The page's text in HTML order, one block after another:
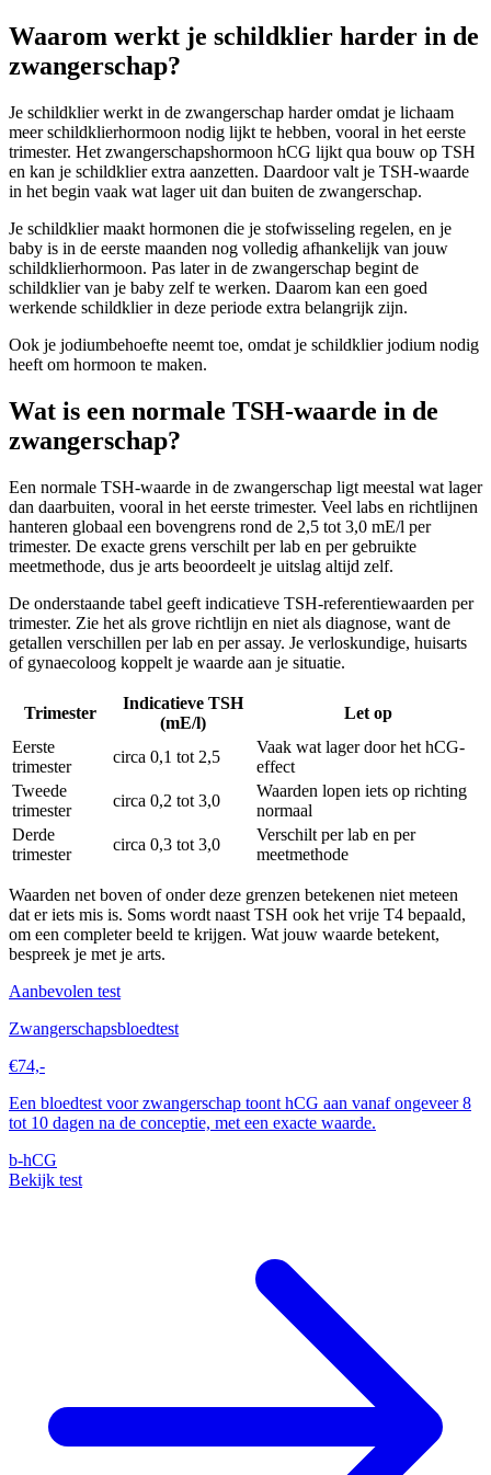
Waarom werkt je schildklier harder in de
zwangerschap?
Je schildklier werkt in de zwangerschap harder omdat je lichaam
meer schildklierhormoon nodig lijkt te hebben, vooral in het eerste
trimester. Het zwangerschapshormoon hCG lijkt qua bouw op TSH
en kan je schildklier extra aanzetten. Daardoor valt je TSH-waarde
in het begin vaak wat lager uit dan buiten de zwangerschap.
Je schildklier maakt hormonen die je stofwisseling regelen, en je
baby is in de eerste maanden nog volledig afhankelijk van jouw
schildklierhormoon. Pas later in de zwangerschap begint de
schildklier van je baby zelf te werken. Daarom kan een goed
werkende schildklier in deze periode extra belangrijk zijn.
Ook je jodiumbehoefte neemt toe, omdat je schildklier jodium nodig
heeft om hormoon te maken.
Wat is een normale TSH-waarde in de
zwangerschap?
Een normale TSH-waarde in de zwangerschap ligt meestal wat lager
dan daarbuiten, vooral in het eerste trimester. Veel labs en richtlijnen
hanteren globaal een bovengrens rond de 2,5 tot 3,0 mE/l per
trimester. De exacte grens verschilt per lab en per gebruikte
meetmethode, dus je arts beoordeelt je uitslag altijd zelf.
De onderstaande tabel geeft indicatieve TSH-referentiewaarden per
trimester. Zie het als grove richtlijn en niet als diagnose, want de
getallen verschillen per lab en per assay. Je verloskundige, huisarts
of gynaecoloog koppelt je waarde aan je situatie.
Trimester
Indicatieve TSH
(mE/l)
Let op
Eerste
trimester
circa 0,1 tot 2,5
Vaak wat lager door het hCG-
effect
Tweede
trimester
circa 0,2 tot 3,0
Waarden lopen iets op richting
normaal
Derde
trimester
circa 0,3 tot 3,0
Verschilt per lab en per
meetmethode
Waarden net boven of onder deze grenzen betekenen niet meteen
dat er iets mis is. Soms wordt naast TSH ook het vrije T4 bepaald,
om een completer beeld te krijgen. Wat jouw waarde betekent,
bespreek je met je arts.
Aanbevolen test
Zwangerschapsbloedtest
€74,-
Een bloedtest voor zwangerschap toont hCG aan vanaf ongeveer 8
tot 10 dagen na de conceptie, met een exacte waarde.
b-hCG
Bekijk test